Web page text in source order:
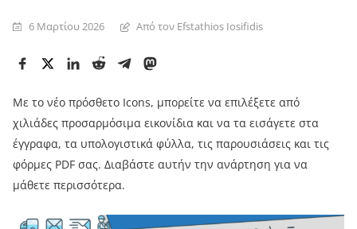
6 Μαρτίου 2026 Από τον Efstathios Iosifidis
Με το νέο πρόσθετο Icons, μπορείτε να επιλέξετε από
χιλιάδες προσαρμόσιμα εικονίδια και να τα εισάγετε στα
έγγραφα, τα υπολογιστικά φύλλα, τις παρουσιάσεις και τις
φόρμες PDF σας. Διαβάστε αυτήν την ανάρτηση για να
μάθετε περισσότερα.